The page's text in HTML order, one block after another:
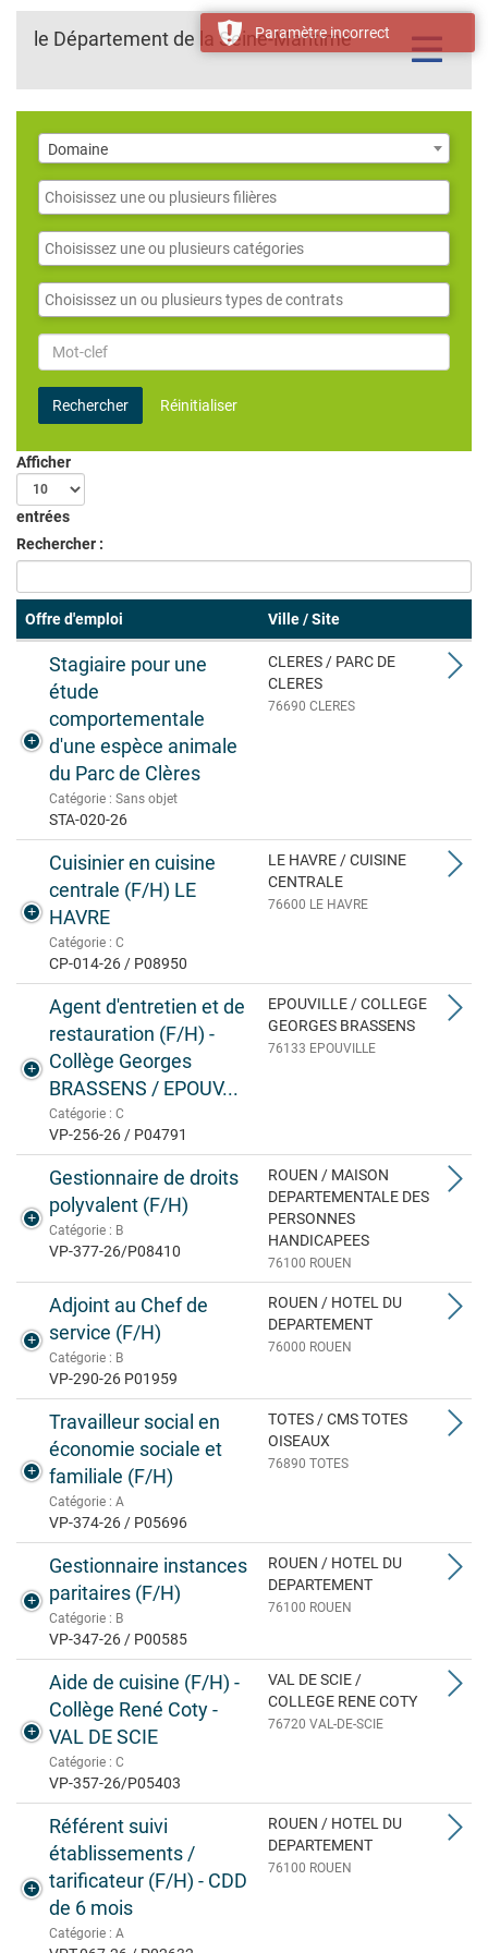
Toggle
le Département de la Seine-Maritime
Domaine
Domaine
Filières
Catégories
Contrats
Mot-
clef
Rechercher Réinitialiser
Afficher
entrées
Rechercher :
Offre d'emploi Ville / Site
Stagiaire pour une
étude
comportementale
d'une espèce animale
du Parc de Clères
Catégorie : Sans objet
STA-020-26
CLERES / PARC DE
CLERES
76690 CLERES
Cuisinier en cuisine
centrale (F/H) LE
HAVRE
Catégorie : C
CP-014-26 / P08950
LE HAVRE / CUISINE
CENTRALE
76600 LE HAVRE
Agent d'entretien et de
restauration (F/H) -
Collège Georges
BRASSENS / EPOUV...
Catégorie : C
VP-256-26 / P04791
EPOUVILLE / COLLEGE
GEORGES BRASSENS
76133 EPOUVILLE
Gestionnaire de droits
polyvalent (F/H)
Catégorie : B
VP-377-26/P08410
ROUEN / MAISON
DEPARTEMENTALE DES
PERSONNES
HANDICAPEES
76100 ROUEN
Adjoint au Chef de
service (F/H)
Catégorie : B
VP-290-26 P01959
ROUEN / HOTEL DU
DEPARTEMENT
76000 ROUEN
Travailleur social en
économie sociale et
familiale (F/H)
Catégorie : A
VP-374-26 / P05696
TOTES / CMS TOTES
OISEAUX
76890 TOTES
Gestionnaire instances
paritaires (F/H)
Catégorie : B
VP-347-26 / P00585
ROUEN / HOTEL DU
DEPARTEMENT
76100 ROUEN
Aide de cuisine (F/H) -
Collège René Coty -
VAL DE SCIE
Catégorie : C
VP-357-26/P05403
VAL DE SCIE /
COLLEGE RENE COTY
76720 VAL-DE-SCIE
Référent suivi
établissements /
tarificateur (F/H) - CDD
de 6 mois
Catégorie : A
ROUEN / HOTEL DU
DEPARTEMENT
76100 ROUEN
Paramètre incorrect